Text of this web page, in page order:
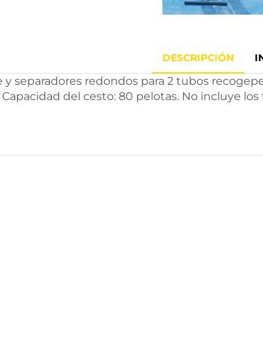
DESCRIPCIÓN
separadores redondos para 2 tubos
del cesto: 80 pelotas. No incluye